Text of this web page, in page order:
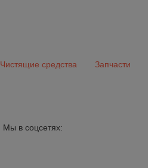
Чистящие средства Запчасти
Мы в соцсетях: